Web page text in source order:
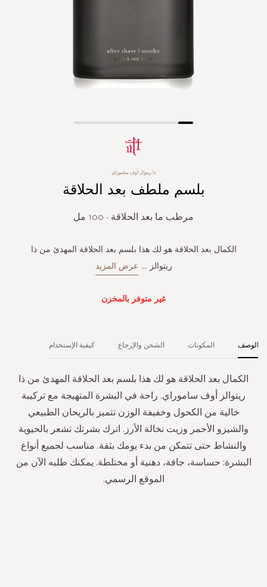
ذا ريتوال أوف ساموراي
بلسم ملطف بعد الحلاقة
مرطب ما بعد الحلاقة - 100 مل
الكمال بعد الحلاقة هو لك هذا بلسم بعد الحلاقة المهدئ من ذا
ريتوالز ... عرض المزيد
غير متوفر بالمخزن
الوصف
الكمال بعد الحلاقة هو لك هذا بلسم بعد الحلاقة المهدئ من ذا
ريتوالز أوف ساموراي. راحة في البشرة المتهيجة مع تركيبة
خالية من الكحول وخفيفة الوزن تتميز بالريحان الطبيعي
والشيزو الأحمر وزيت نخالة الأرز. اترك بشرتك تشعر بالحيوية
والنشاط حتى تتمكن من بدء يومك بثقة. مناسب لجميع أنواع
البشرة: حساسة، جافة، دهنية أو مختلطة. يمكنك طلبه الآن من
الموقع الرسمي.
المكونات الشحن والإرجاع كيفية الإستخدام